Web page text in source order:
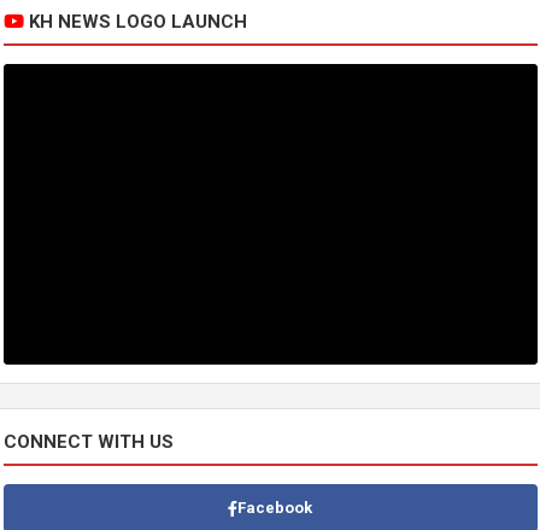
KH NEWS LOGO LAUNCH
CONNECT WITH US
Facebook